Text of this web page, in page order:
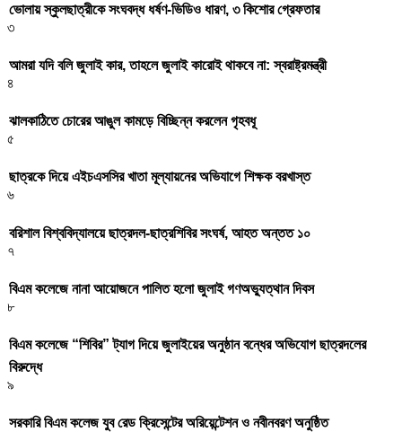
ভোলায় স্কুলছাত্রীকে সংঘবদ্ধ ধর্ষণ-ভিডিও ধারণ, ৩ কিশোর গ্রেফতার
৩
আমরা যদি বলি জুলাই কার, তাহলে জুলাই কারোই থাকবে না: স্বরাষ্ট্রমন্ত্রী
৪
ঝালকাঠিতে চোরের আঙুল কামড়ে বিচ্ছিন্ন করলেন গৃহবধূ
৫
ছাত্রকে দিয়ে এইচএসসির খাতা মূল্যায়নের অভিযাগে শিক্ষক বরখাস্ত
৬
বরিশাল বিশ্ববিদ্যালয়ে ছাত্রদল-ছাত্রশিবির সংঘর্ষ, আহত অন্তত ১০
৭
বিএম কলেজে নানা আয়োজনে পালিত হলো জুলাই গণঅভ্যুত্থান দিবস
৮
বিএম কলেজে “শিবির” ট্যাগ দিয়ে জুলাইয়ের অনুষ্ঠান বন্ধের অভিযোগ ছাত্রদলের
বিরুদ্ধে
৯
সরকারি বিএম কলেজ যুব রেড ক্রিসেন্টের অরিয়েন্টেশন ও নবীনবরণ অনুষ্ঠিত